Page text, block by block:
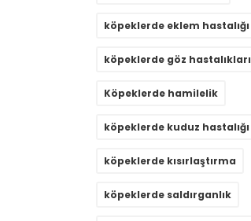
köpeklerde eklem hastalığı
köpeklerde göz hastalıkları
Köpeklerde hamilelik
köpeklerde kuduz hastalığı
köpeklerde kısırlaştırma
köpeklerde saldırganlık